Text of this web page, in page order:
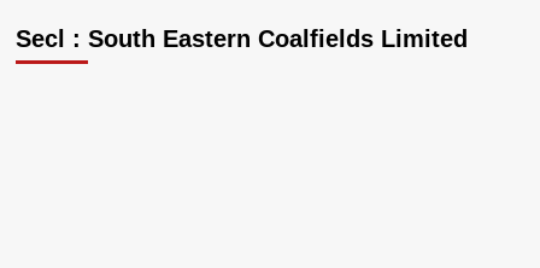
Secl : South Eastern Coalfields Limited